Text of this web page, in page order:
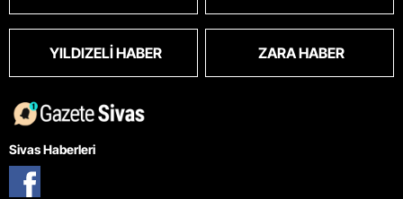
YILDIZELI HABER ZARA HABER
Sivas Haberleri